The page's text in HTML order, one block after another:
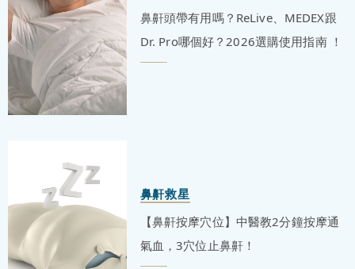
鼻鼾頭帶有用嗎？ReLive、MEDEX跟
Dr. Pro哪個好？2026選購使用指南 ！
鼻鼾救星
【鼻鼾按摩穴位】中醫教2分鐘按摩通
氣血，3穴位止鼻鼾！